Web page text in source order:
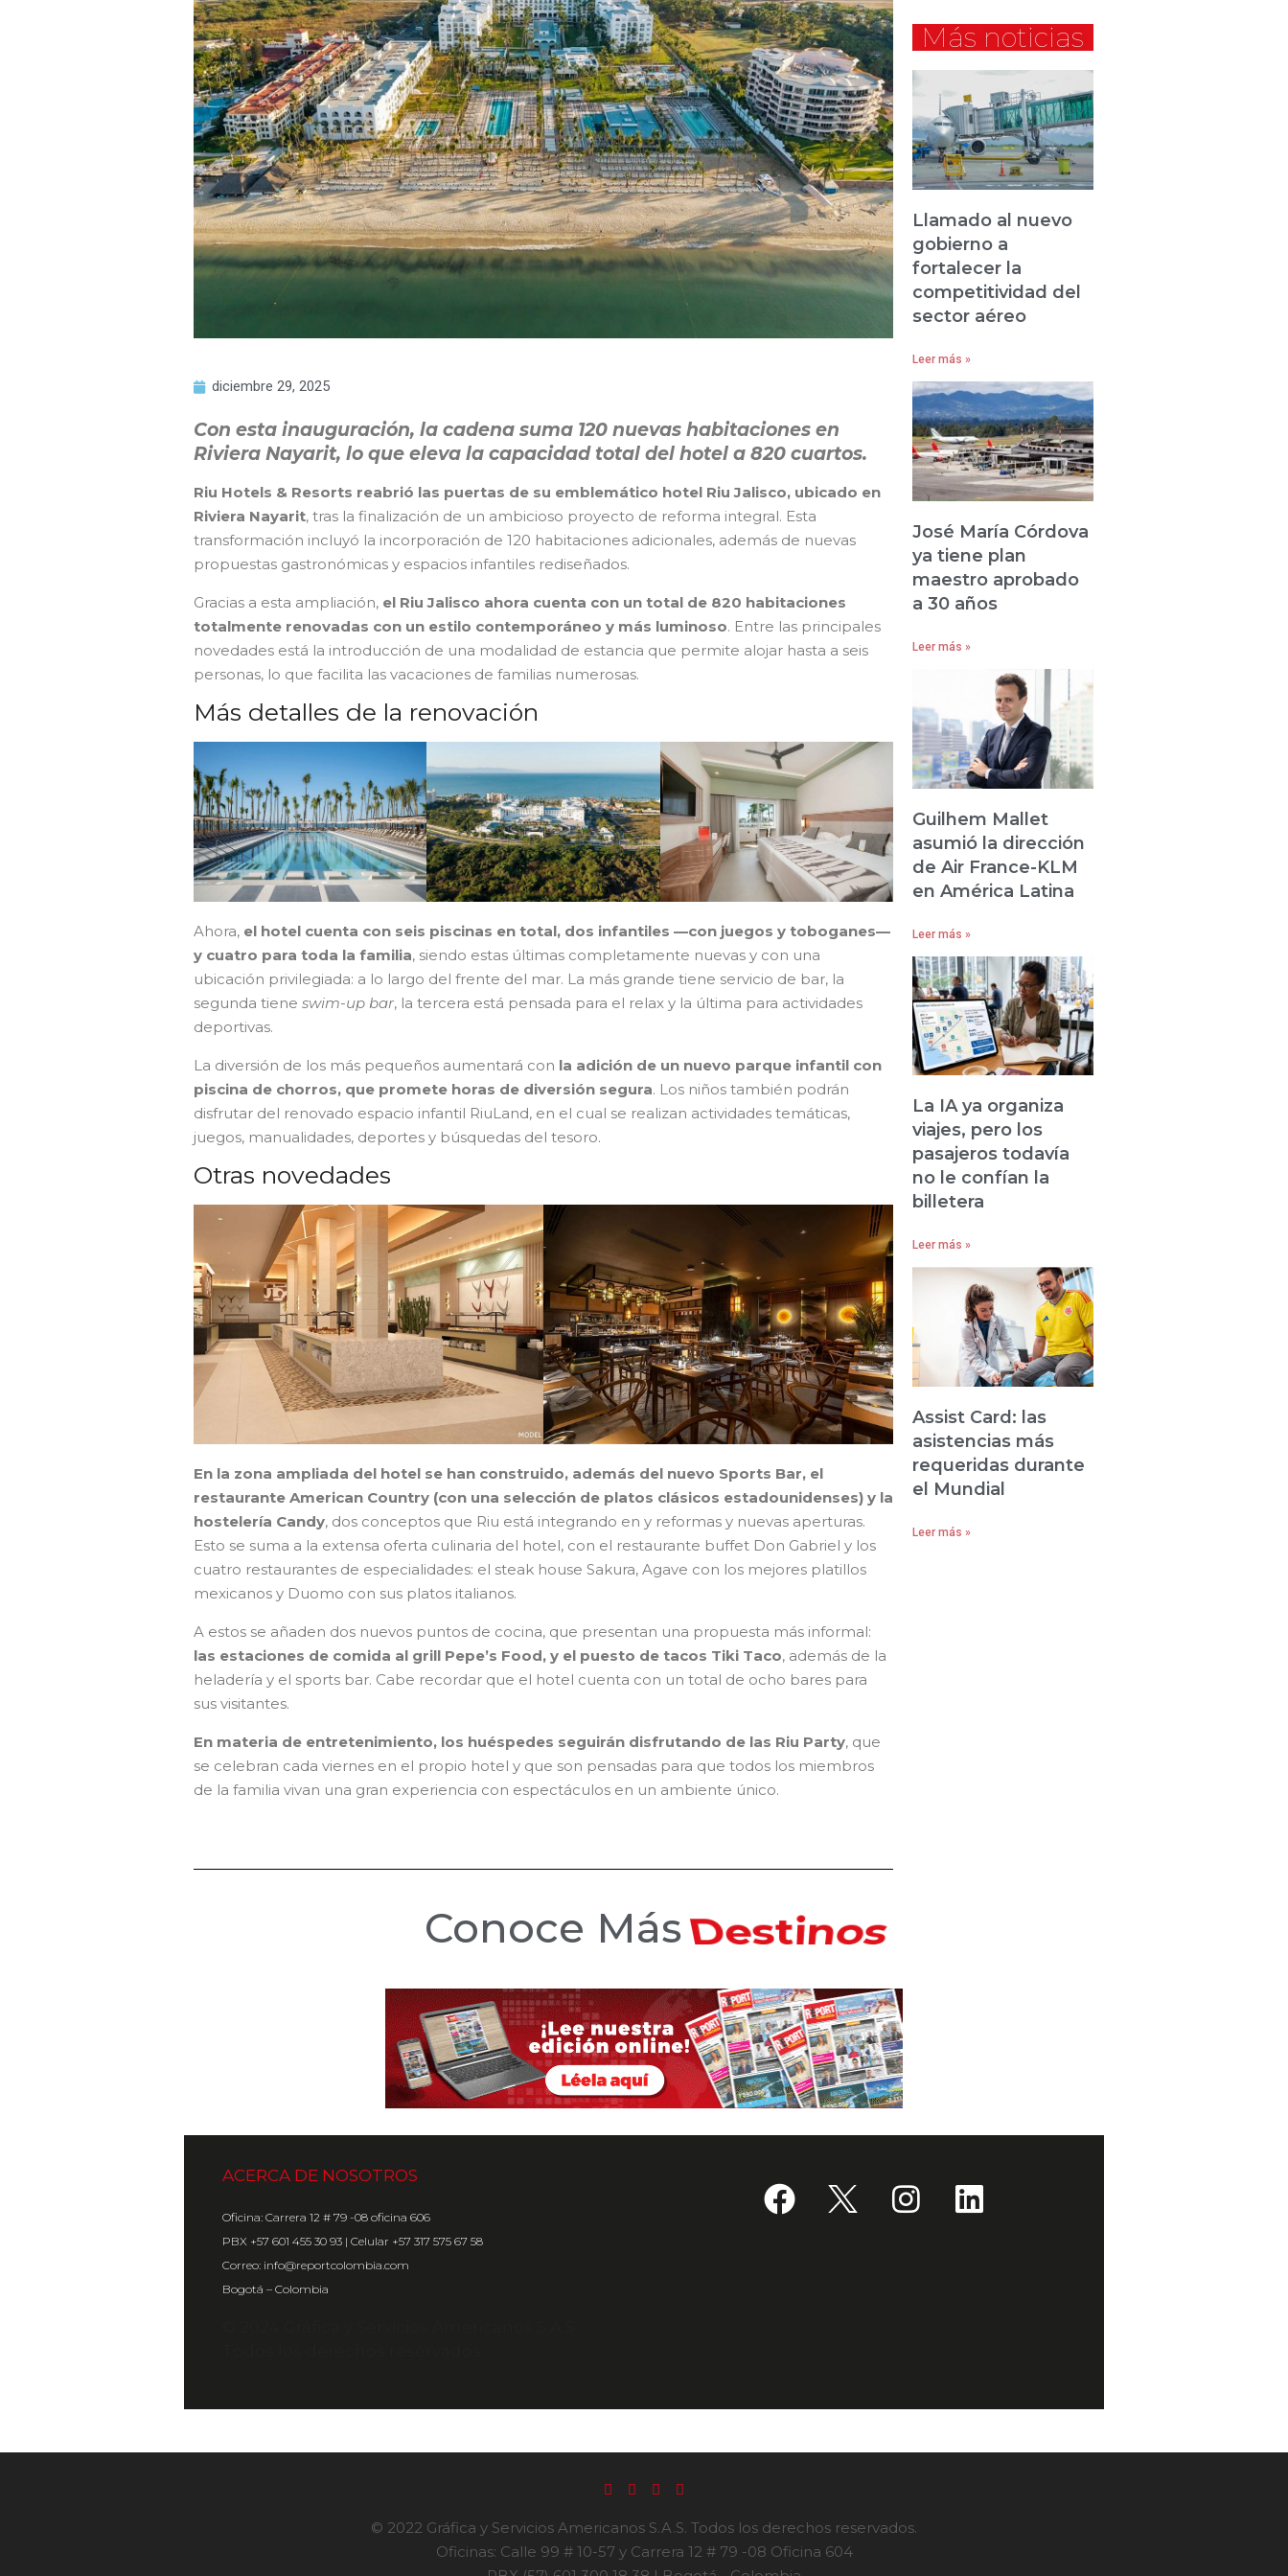
diciembre 29, 2025
Con esta inauguración, la cadena suma 120 nuevas habitaciones en
Riviera Nayarit, lo que eleva la capacidad total del hotel a 820 cuartos.
Riu Hotels & Resorts reabrió las puertas de su emblemático hotel Riu Jalisco, ubicado en
Riviera Nayarit, tras la finalización de un ambicioso proyecto de reforma integral. Esta
transformación incluyó la incorporación de 120 habitaciones adicionales, además de nuevas
propuestas gastronómicas y espacios infantiles rediseñados.
Gracias a esta ampliación, el Riu Jalisco ahora cuenta con un total de 820 habitaciones
totalmente renovadas con un estilo contemporáneo y más luminoso. Entre las principales
novedades está la introducción de una modalidad de estancia que permite alojar hasta a seis
personas, lo que facilita las vacaciones de familias numerosas.
Más detalles de la renovación
Ahora, el hotel cuenta con seis piscinas en total, dos infantiles —con juegos y toboganes—
y cuatro para toda la familia, siendo estas últimas completamente nuevas y con una
ubicación privilegiada: a lo largo del frente del mar. La más grande tiene servicio de bar, la
segunda tiene swim-up bar, la tercera está pensada para el relax y la última para actividades
deportivas.
La diversión de los más pequeños aumentará con la adición de un nuevo parque infantil con
piscina de chorros, que promete horas de diversión segura. Los niños también podrán
disfrutar del renovado espacio infantil RiuLand, en el cual se realizan actividades temáticas,
juegos, manualidades, deportes y búsquedas del tesoro.
Otras novedades
En la zona ampliada del hotel se han construido, además del nuevo Sports Bar, el
restaurante American Country (con una selección de platos clásicos estadounidenses) y la
hostelería Candy, dos conceptos que Riu está integrando en y reformas y nuevas aperturas.
Esto se suma a la extensa oferta culinaria del hotel, con el restaurante buffet Don Gabriel y los
cuatro restaurantes de especialidades: el steak house Sakura, Agave con los mejores platillos
mexicanos y Duomo con sus platos italianos.
A estos se añaden dos nuevos puntos de cocina, que presentan una propuesta más informal:
las estaciones de comida al grill Pepe’s Food, y el puesto de tacos Tiki Taco, además de la
heladería y el sports bar. Cabe recordar que el hotel cuenta con un total de ocho bares para
sus visitantes.
En materia de entretenimiento, los huéspedes seguirán disfrutando de las Riu Party, que
se celebran cada viernes en el propio hotel y que son pensadas para que todos los miembros
de la familia vivan una gran experiencia con espectáculos en un ambiente único.
Más noticias
Llamado al nuevo
gobierno a
fortalecer la
competitividad del
sector aéreo
Leer más »
José María Córdova
ya tiene plan
maestro aprobado
a 30 años
Leer más »
Guilhem Mallet
asumió la dirección
de Air France-KLM
en América Latina
Leer más »
La IA ya organiza
viajes, pero los
pasajeros todavía
no le confían la
billetera
Leer más »
Assist Card: las
asistencias más
requeridas durante
el Mundial
Leer más »
Conoce MásHoteles
ACERCA DE NOSOTROS
Oficina: Carrera 12 # 79 -08 oficina 606
PBX +57 601 455 30 93 | Celular +57 317 575 67 58
Correo: info@reportcolombia.com
Bogotá – Colombia
© 2022 Gráfica y Servicios Americanos S.A.S. Todos los derechos reservados.
Oficinas: Calle 99 # 10-57 y Carrera 12 # 79 -08 Oficina 604